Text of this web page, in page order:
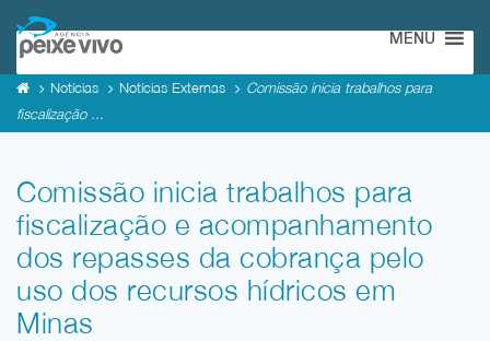
MENU
Notícias Notícias Externas
Comissão inicia trabalhos para
fiscalização ...
Comissão inicia trabalhos para
fiscalização e acompanhamento
dos repasses da cobrança pelo
uso dos recursos hídricos em
Minas